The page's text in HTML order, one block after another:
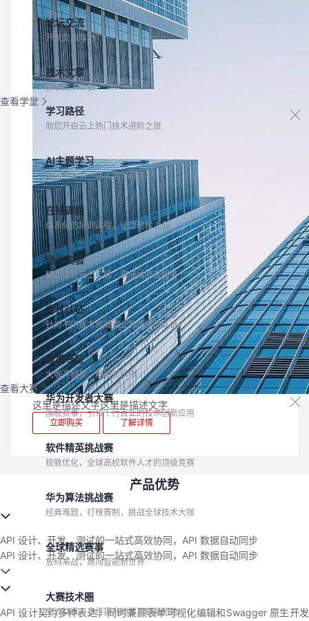
论坛交流
开发交流阵地
技术文章
分享技术干货
查看学堂
学习路径
助您开启云上热门技术进阶之旅
AI主题学习
助力开发者一站式学习AI技术
在线课程
体系化的培训课程，让您轻松上云
动手实验
精心设计云上实验，深度体验云服务
考试认证
针对不同技术领域和业务场景的认证
直播专区
大咖齐相聚，畅谈新科技
查看大赛
华为开发者大赛
旗舰赛事，引领千行百业的技术创新应用
软件精英挑战赛
极致优化，全球高校软件人才的顶级竞赛
华为算法挑战赛
经典难题，打榜赛制，挑战全球技术大咖
全球精选赛事
放码来战，勇闯智能新世界
大赛技术圈
交流共享、多维提升的学习赋能园地
这里是描述文字这里是描述文字
立即购买 了解详情
产品优势
API 设计、开发、测试的一站式高效协同，API 数据自动同步
API 设计、开发、测试的一站式高效协同，API 数据自动同步
API 设计契约多种表达，同时兼顾表单可视化编辑和Swagger 原生开发